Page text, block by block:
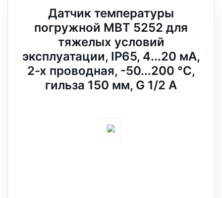
Датчик температуры
погружной MBT 5252 для
тяжелых условий
эксплуатации, IP65, 4...20 мА,
2-х проводная, -50...200 °C,
гильза 150 мм, G 1/2 А